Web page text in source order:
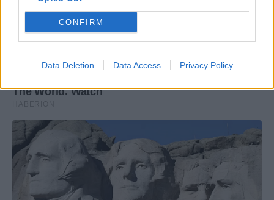
CONFIRM
Data Deletion Data Access Privacy Policy